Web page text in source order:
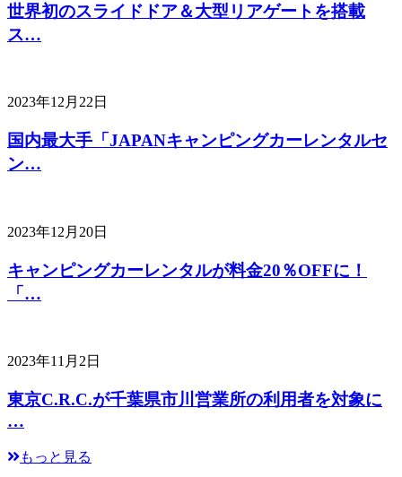
世界初のスライドドア＆大型リアゲートを搭載
ス…
2023年12月22日
国内最大手「JAPANキャンピングカーレンタルセ
ン…
2023年12月20日
キャンピングカーレンタルが料金20％OFFに！
「…
2023年11月2日
東京C.R.C.が千葉県市川営業所の利用者を対象に
…
もっと見る